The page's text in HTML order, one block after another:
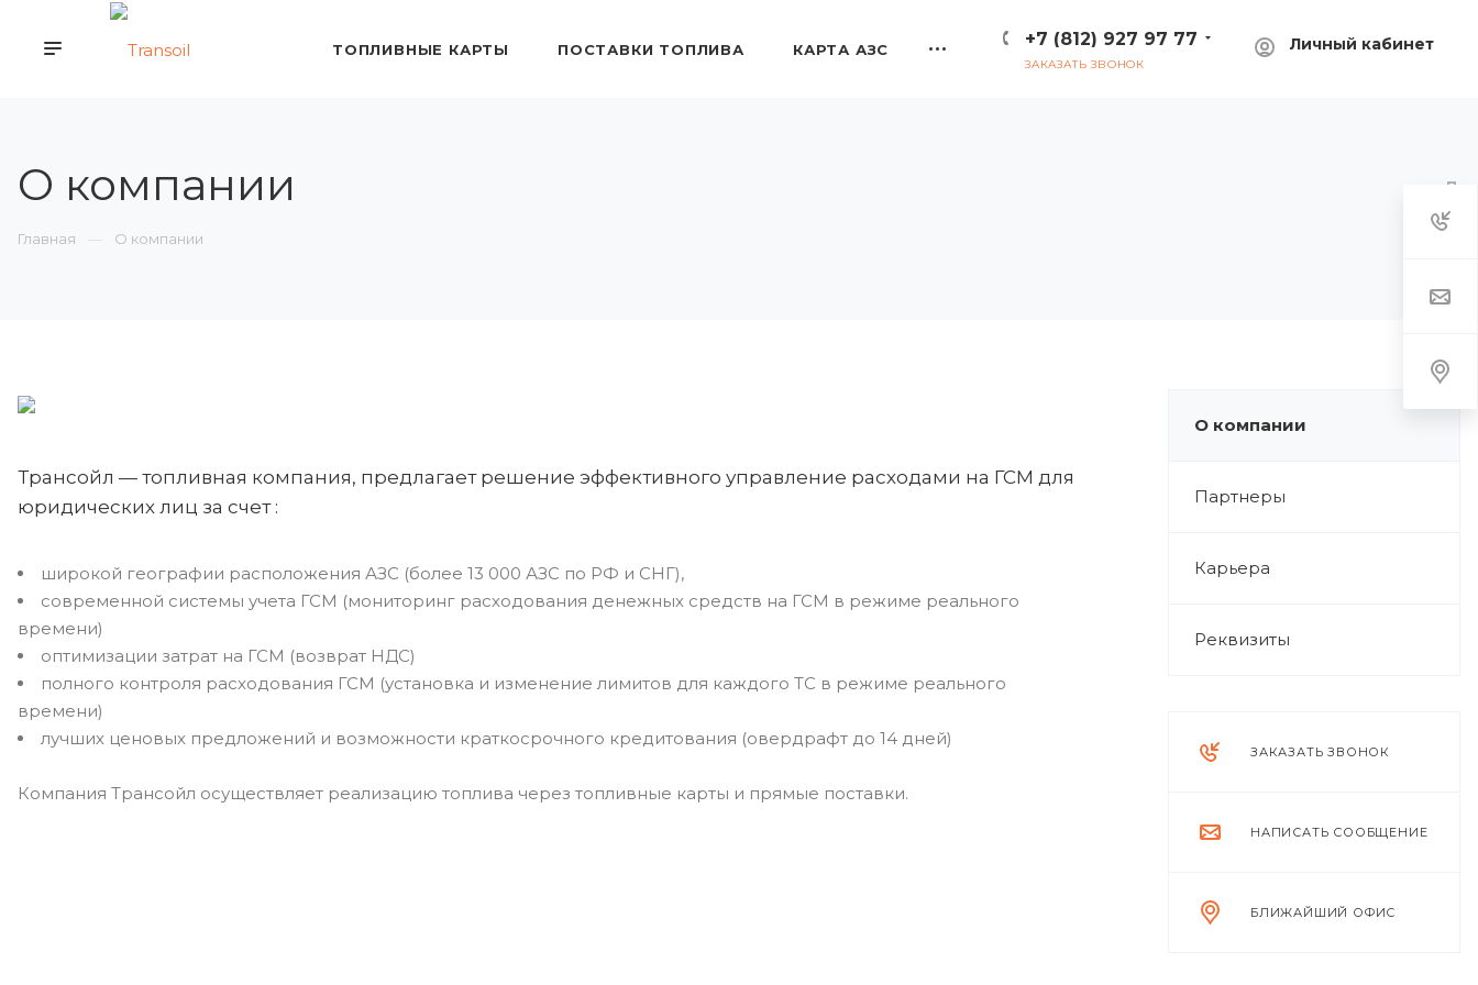
Личный кабинет
+7 (812) 927 97 77
ЗАКАЗАТЬ ЗВОНОК
ТОПЛИВНЫЕ КАРТЫ ПОСТАВКИ ТОПЛИВА КАРТА АЗС
О компании
Главная О компании
Трансойл — топливная компания, предлагает решение эффективного управление расходами на ГСМ для
юридических лиц за счет :
широкой географии расположения АЗС (более 13 000 АЗС по РФ и СНГ),
современной системы учета ГСМ (мониторинг расходования денежных средств на ГСМ в режиме реального
времени)
оптимизации затрат на ГСМ (возврат НДС)
полного контроля расходования ГСМ (установка и изменение лимитов для каждого ТС в режиме реального
времени)
лучших ценовых предложений и возможности краткосрочного кредитования (овердрафт до 14 дней)
Компания Трансойл осуществляет реализацию топлива через топливные карты и прямые поставки.
О компании
Партнеры
Карьера
Реквизиты
ЗАКАЗАТЬ ЗВОНОК
НАПИСАТЬ СООБЩЕНИЕ
БЛИЖАЙШИЙ ОФИС